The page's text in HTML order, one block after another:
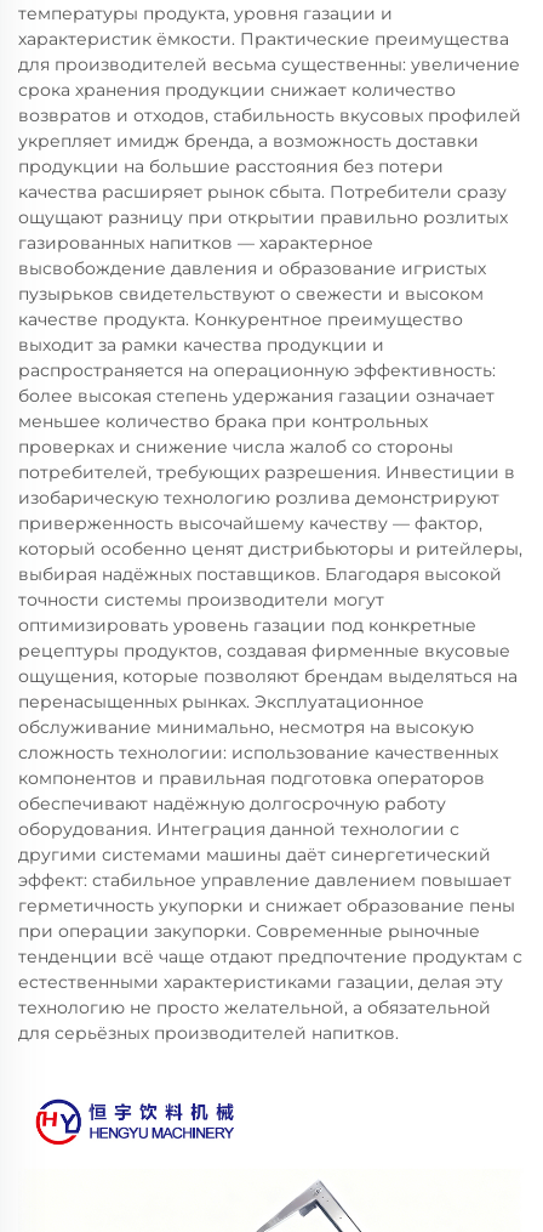
температуры продукта, уровня газации и
характеристик ёмкости. Практические преимущества
для производителей весьма существенны: увеличение
срока хранения продукции снижает количество
возвратов и отходов, стабильность вкусовых профилей
укрепляет имидж бренда, а возможность доставки
продукции на большие расстояния без потери
качества расширяет рынок сбыта. Потребители сразу
ощущают разницу при открытии правильно розлитых
газированных напитков — характерное
высвобождение давления и образование игристых
пузырьков свидетельствуют о свежести и высоком
качестве продукта. Конкурентное преимущество
выходит за рамки качества продукции и
распространяется на операционную эффективность:
более высокая степень удержания газации означает
меньшее количество брака при контрольных
проверках и снижение числа жалоб со стороны
потребителей, требующих разрешения. Инвестиции в
изобарическую технологию розлива демонстрируют
приверженность высочайшему качеству — фактор,
который особенно ценят дистрибьюторы и ритейлеры,
выбирая надёжных поставщиков. Благодаря высокой
точности системы производители могут
оптимизировать уровень газации под конкретные
рецептуры продуктов, создавая фирменные вкусовые
ощущения, которые позволяют брендам выделяться на
перенасыщенных рынках. Эксплуатационное
обслуживание минимально, несмотря на высокую
сложность технологии: использование качественных
компонентов и правильная подготовка операторов
обеспечивают надёжную долгосрочную работу
оборудования. Интеграция данной технологии с
другими системами машины даёт синергетический
эффект: стабильное управление давлением повышает
герметичность укупорки и снижает образование пены
при операции закупорки. Современные рыночные
тенденции всё чаще отдают предпочтение продуктам с
естественными характеристиками газации, делая эту
технологию не просто желательной, а обязательной
для серьёзных производителей напитков.